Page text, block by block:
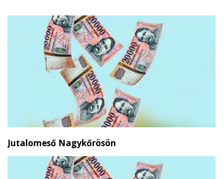
az önkormányzati választás alkalmával a
Fidesznek kampányolt, így az előző eszmecseréhez
hasonlóan, most is gond nélkül vállalta el a
mikrofonállvány szerepét.
Jutalomeső Nagykőrösön